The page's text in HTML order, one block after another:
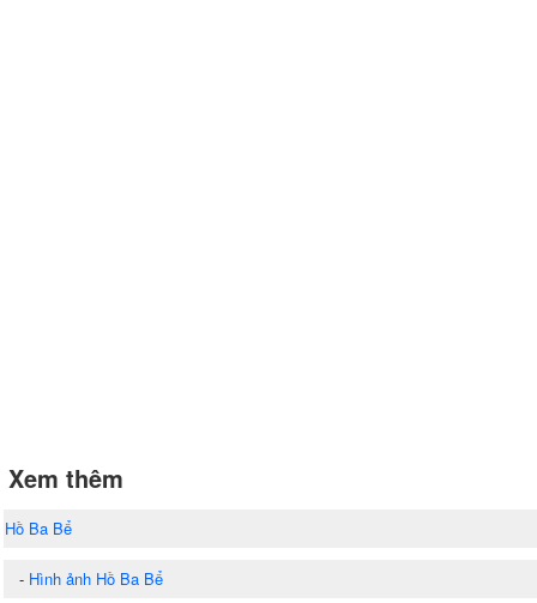
Xem thêm
Hồ Ba Bể
- Hình ảnh Hồ Ba Bể